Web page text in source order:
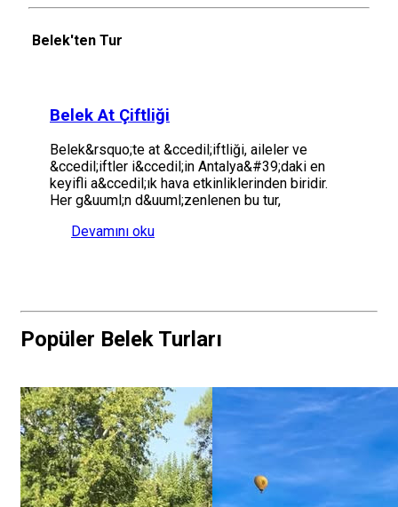
Belek'ten Tur
Belek At Çiftliği
Belek&rsquo;te at &ccedil;iftliği, aileler ve
&ccedil;iftler i&ccedil;in Antalya&#39;daki en
keyifli a&ccedil;ık hava etkinliklerinden biridir.
Her g&uuml;n d&uuml;zenlenen bu tur,
Devamını oku
Popüler Belek Turları